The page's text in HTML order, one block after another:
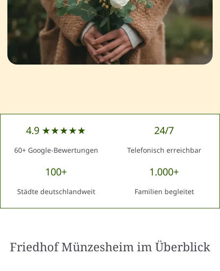
4.9 ★★★★★
60+ Google-Bewertungen
24/7
Telefonisch erreichbar
100+
Städte deutschlandweit
1.000+
Familien begleitet
Friedhof Münzesheim im Überblick